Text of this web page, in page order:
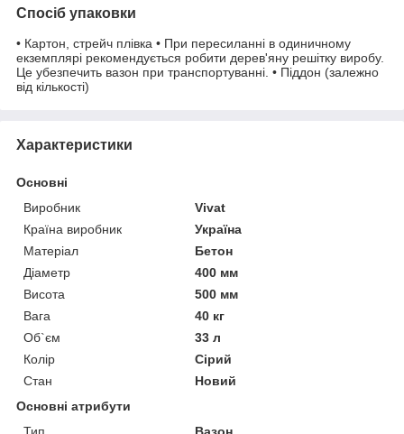
Спосіб упаковки
• Картон, стрейч плівка • При пересиланні в одиничному
екземплярі рекомендується робити дерев'яну решітку виробу.
Це убезпечить вазон при транспортуванні. • Піддон (залежно
від кількості)
Характеристики
Основні
Виробник
Vivat
Країна виробник
Україна
Матеріал
Бетон
Діаметр
400 мм
Висота
500 мм
Вага
40 кг
Об`єм
33 л
Колір
Сірий
Стан
Новий
Основні атрибути
Тип
Вазон